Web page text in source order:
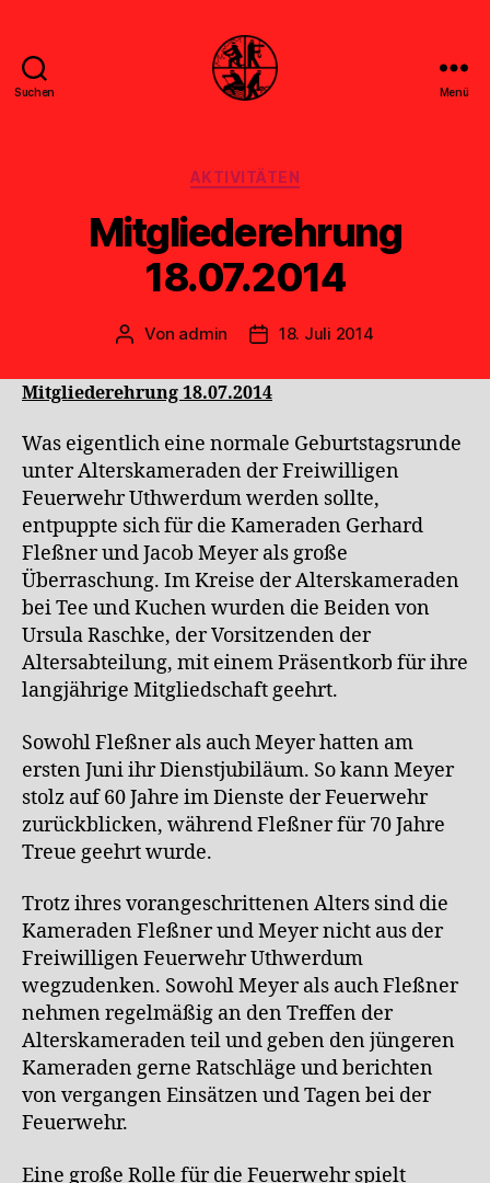
Suchen Menü
Kategorien
AKTIVITÄTEN
Mitgliederehrung
18.07.2014
Beitragsautor
Von admin Veröffentlichungsdatum
18. Juli 2014
Mitgliederehrung 18.07.2014
Was eigentlich eine normale Geburtstagsrunde
unter Alterskameraden der Freiwilligen
Feuerwehr Uthwerdum werden sollte,
entpuppte sich für die Kameraden Gerhard
Fleßner und Jacob Meyer als große
Überraschung. Im Kreise der Alterskameraden
bei Tee und Kuchen wurden die Beiden von
Ursula Raschke, der Vorsitzenden der
Altersabteilung, mit einem Präsentkorb für ihre
langjährige Mitgliedschaft geehrt.
Sowohl Fleßner als auch Meyer hatten am
ersten Juni ihr Dienstjubiläum. So kann Meyer
stolz auf 60 Jahre im Dienste der Feuerwehr
zurückblicken, während Fleßner für 70 Jahre
Treue geehrt wurde.
Trotz ihres vorangeschrittenen Alters sind die
Kameraden Fleßner und Meyer nicht aus der
Freiwilligen Feuerwehr Uthwerdum
wegzudenken. Sowohl Meyer als auch Fleßner
nehmen regelmäßig an den Treffen der
Alterskameraden teil und geben den jüngeren
Kameraden gerne Ratschläge und berichten
von vergangen Einsätzen und Tagen bei der
Feuerwehr.
Eine große Rolle für die Feuerwehr spielt